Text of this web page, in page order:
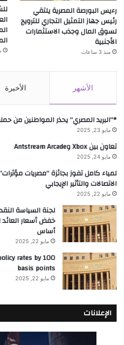
رءيس البورصة المصرية يلتقي
رئيس جهاز التمثيل التجاري للترويج
لسوق المال وجذب الاستثمارات
الأجنبية
منذ 3 ساعات
الأشهر الأخيرة
*”البريد المصري” يحذر المواطنين من
مايو 23, 2025
تعاون بين Xbox وAntstream Arcade
مايو 24, 2025
لمياء كامل تفوز بجائزة “مصريات
الاتصالات والتأثير الإيجابي
مايو 22, 2025
لجنة السياسة
أساس
مايو 22, 2025
rates by 100
basis points
مايو 22, 2025
الإعلانات